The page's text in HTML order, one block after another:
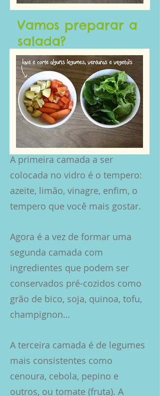
Vamos preparar a
salada?
A primeira camada a ser
colocada no vidro é o tempero:
azeite, limão, vinagre, enfim, o
tempero que você mais gostar.
Agora é a vez de formar uma
segunda camada com
ingredientes que podem ser
conservados pré-cozidos como
grão de bico, soja, quinoa, tofu,
champignon…
A terceira camada é de legumes
mais consistentes como
cenoura, cebola, pepino e
outros, ou tomate (fruta). A